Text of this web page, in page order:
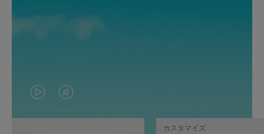
VIDEO
IS
VIDEO
IS
カスタマイズ